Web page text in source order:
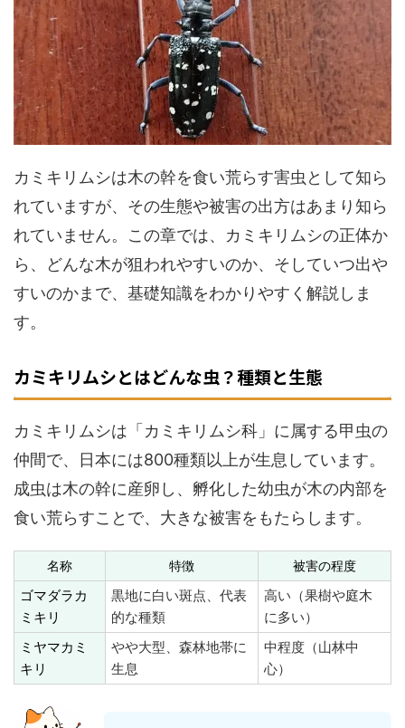
カミキリムシは木の幹を食い荒らす害虫として知ら
れていますが、その生態や被害の出方はあまり知ら
れていません。この章では、カミキリムシの正体か
ら、どんな木が狙われやすいのか、そしていつ出や
すいのかまで、基礎知識をわかりやすく解説しま
す。
カミキリムシとはどんな虫？種類と生態
カミキリムシは「カミキリムシ科」に属する甲虫の
仲間で、日本には800種類以上が生息しています。
成虫は木の幹に産卵し、孵化した幼虫が木の内部を
食い荒らすことで、大きな被害をもたらします。
名称 特徴 被害の程度
ゴマダラカ
ミキリ
黒地に白い斑点、代表
的な種類
高い（果樹や庭木
に多い）
ミヤマカミ
キリ
やや大型、森林地帯に
生息
中程度（山林中
心）